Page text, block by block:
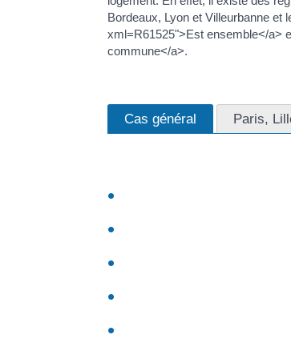
Bordeaux, Lyon et Villeurbanne
xml=R61525">Est ensemble</a>
commune</a>.
Cas général Paris,